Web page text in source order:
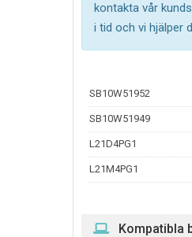
kontakta vår
i tid och vi hjälper
SB10W51952
SB10W51949
L21D4PG1
L21M4PG1
Kompatibla